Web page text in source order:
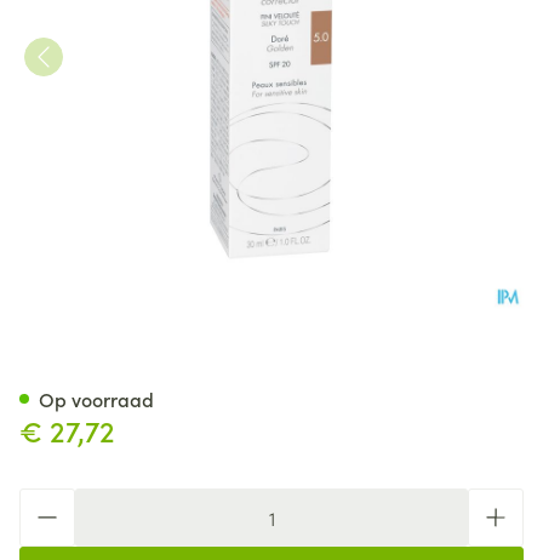
€ 27,72
Op voorraad